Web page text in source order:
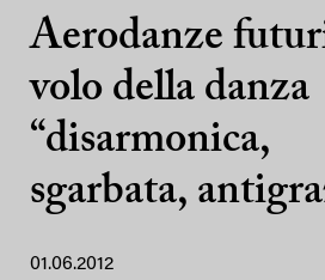
Aerodanze
volo della danza
“disarmonica,
sgarbata,
01.06.2012